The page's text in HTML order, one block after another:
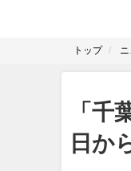
トップ
「
日か